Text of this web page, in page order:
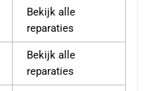
Bekijk alle
reparaties
Bekijk alle
reparaties